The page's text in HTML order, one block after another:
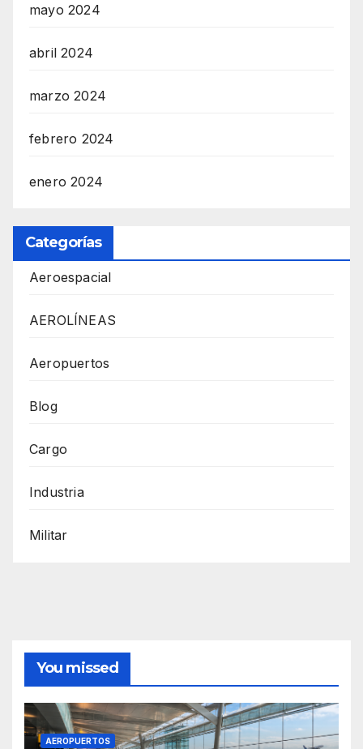
mayo 2024
abril 2024
marzo 2024
febrero 2024
enero 2024
Categorías
Aeroespacial
AEROLÍNEAS
Aeropuertos
Blog
Cargo
Industria
Militar
You missed
AEROPUERTOS